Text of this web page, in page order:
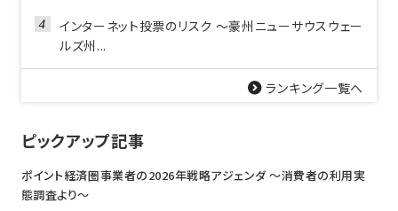
インターネット投票のリスク ～豪州ニューサウスウェー
ルズ州...
ランキング一覧へ
ピックアップ記事
ポイント経済圏事業者の2026年戦略アジェンダ 〜消費者の利用実
態調査より〜